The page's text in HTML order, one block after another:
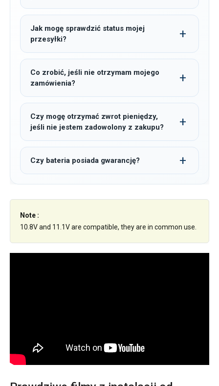
Jak mogę sprawdzić status mojej
przesyłki?
Co zrobić, jeśli nie otrzymam mojego
zamówienia?
Czy mogę otrzymać zwrot pieniędzy,
jeśli nie jestem zadowolony z zakupu?
Czy bateria posiada gwarancję?
Note :
10.8V and 11.1V are compatible, they are in common use.